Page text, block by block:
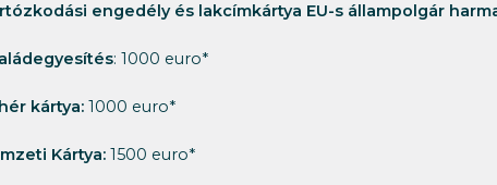
engedély és lakcímkártya EU-s állampolgár
: 1000 euro*
kártya:1000 euro*
Kártya:1500 euro*